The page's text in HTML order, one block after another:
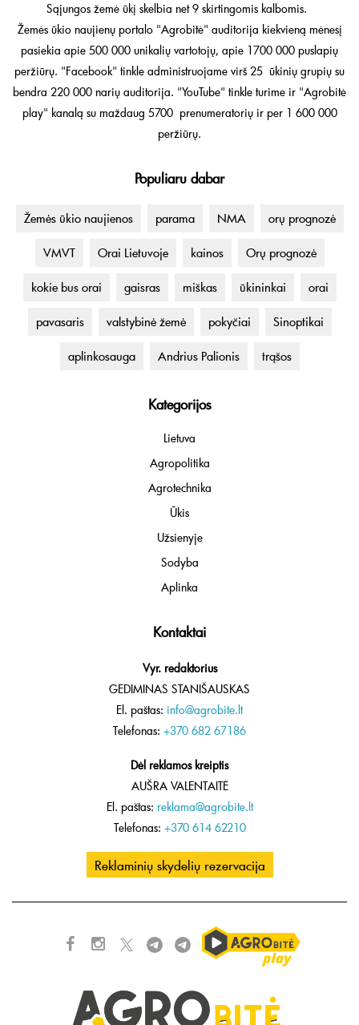
Sąjungos žemė ūkį skelbia net 9 skirtingomis kalbomis.
Žemės ūkio naujienų portalo "Agrobitė" auditorija kiekvieną mėnesį
pasiekia apie 500 000 unikalių vartotojų, apie 1700 000 puslapių
peržiūrų. "Facebook" tinkle administruojame virš 25 ūkinių grupių su
bendra 220 000 narių auditorija. "YouTube" tinkle turime ir "Agrobitė
play" kanalą su maždaug 5700 prenumeratorių ir per 1 600 000
peržiūrų.
Populiaru dabar
Žemės ūkio naujienos parama NMA orų prognozė
VMVT Orai Lietuvoje kainos Orų prognozė
kokie bus orai gaisras miškas ūkininkai orai
pavasaris valstybinė žemė pokyčiai Sinoptikai
aplinkosauga Andrius Palionis trąšos
Kategorijos
Lietuva
Agropolitika
Agrotechnika
Ūkis
Užsienyje
Sodyba
Aplinka
Kontaktai
Vyr. redaktorius
GEDIMINAS STANIŠAUSKAS
El. paštas: info@agrobite.lt
Telefonas: +370 682 67186
Dėl reklamos kreiptis
AUŠRA VALENTAITĖ
El. paštas: reklama@agrobite.lt
Telefonas: +370 614 62210
Reklaminių skydelių rezervacija